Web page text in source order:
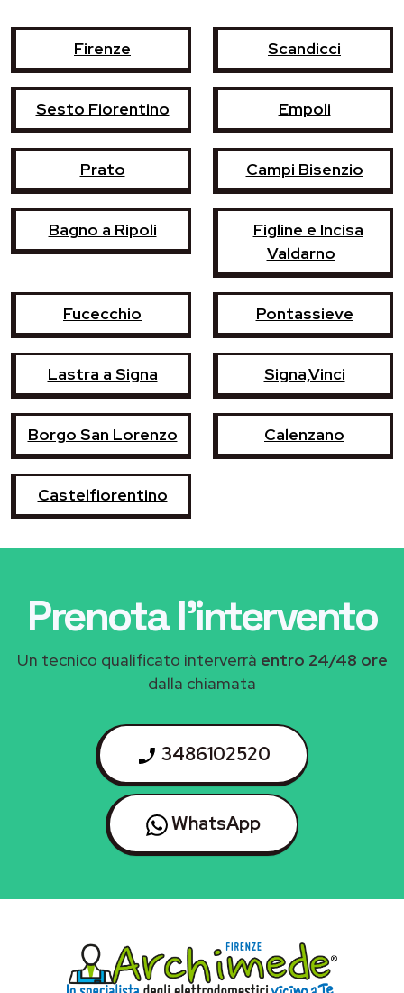
Firenze Scandicci
Sesto Fiorentino Empoli
Prato Campi Bisenzio
Bagno a Ripoli
Figline e Incisa
Valdarno
Fucecchio Pontassieve
Lastra a Signa Signa,Vinci
Borgo San Lorenzo Calenzano
Castelfiorentino
Prenota l'intervento
Un tecnico qualificato interverrà entro 24/48 ore
dalla chiamata
3486102520
WhatsApp